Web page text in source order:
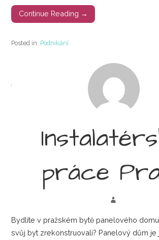
Continue Reading →
Posted in: Podnikání
práce
Bydlíte v pražském bytě panelového
svůj byt zrekonstruovali? Panelový dům je